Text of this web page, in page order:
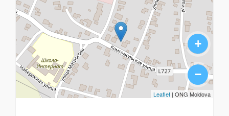
+
−
Leaflet | ONG Moldova